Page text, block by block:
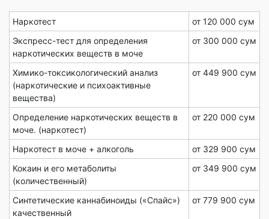
Наркотест
от 120 000 сум
Экспресс-тест для определения
наркотических веществ в моче
от 300 000 сум
Химико-токсикологический анализ
(наркотические и психоактивные
вещества)
от 449 900 сум
Определение наркотических веществ в
моче. (наркотест)
от 220 000 сум
Наркотест в моче + алкоголь
от 329 900 сум
Кокаин и его метаболиты
(количественный)
от 349 900 сум
Синтетические каннабиноиды («Спайс»)
качественный
от 779 900 сум